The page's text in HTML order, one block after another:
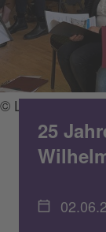
© Lafim-
25